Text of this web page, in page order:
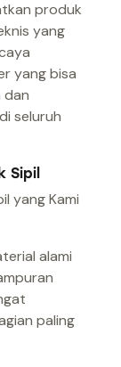
produk
yang
yang bisa
dan
seluruh
Sipil
yang Kami
alami
paling